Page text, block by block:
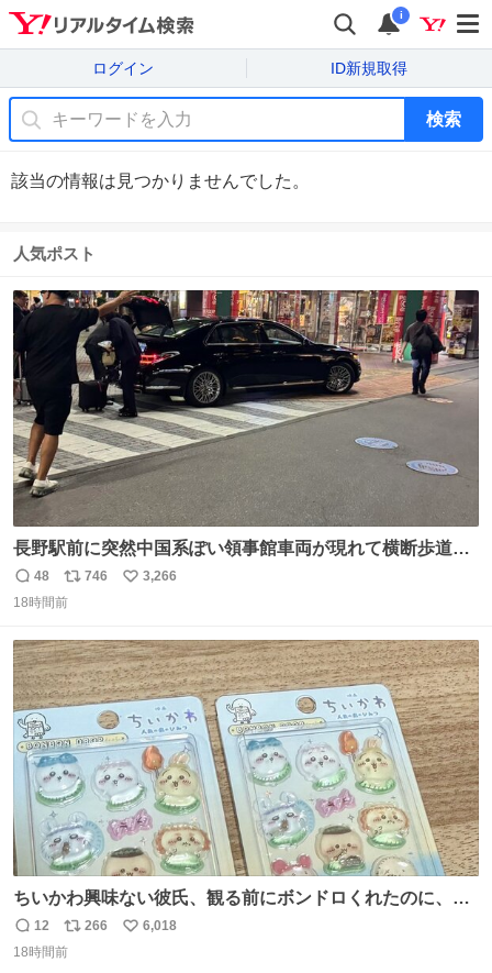
i
ログイン ID新規取得
検索
該当の情報は見つかりませんでした。
人気ポスト
長野駅前に突然中国系ぽい領事館車両が現れて横断歩道に
停車して普通に荷物下ろし始めたけど超法規的活動だから
治外法権なのすごい
返
信
48
リ
ポ
ト
数
746
い
数
3,266
18時間前
ちいかわ興味ない彼氏、観る前にボンドロくれたのに、見
た後に返却求められた。くそう。
返
信
12
リ
ポ
266
い
6,018
18時間前